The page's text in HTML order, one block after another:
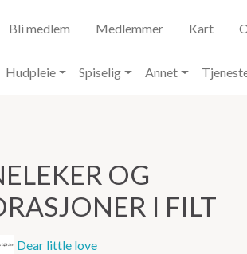
Bli medlem Medlemmer Kart
Hudpleie Spiselig Annet
OG
I FILT
Dear little love